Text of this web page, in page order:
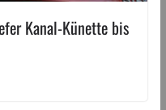
Kanal-Künette bis